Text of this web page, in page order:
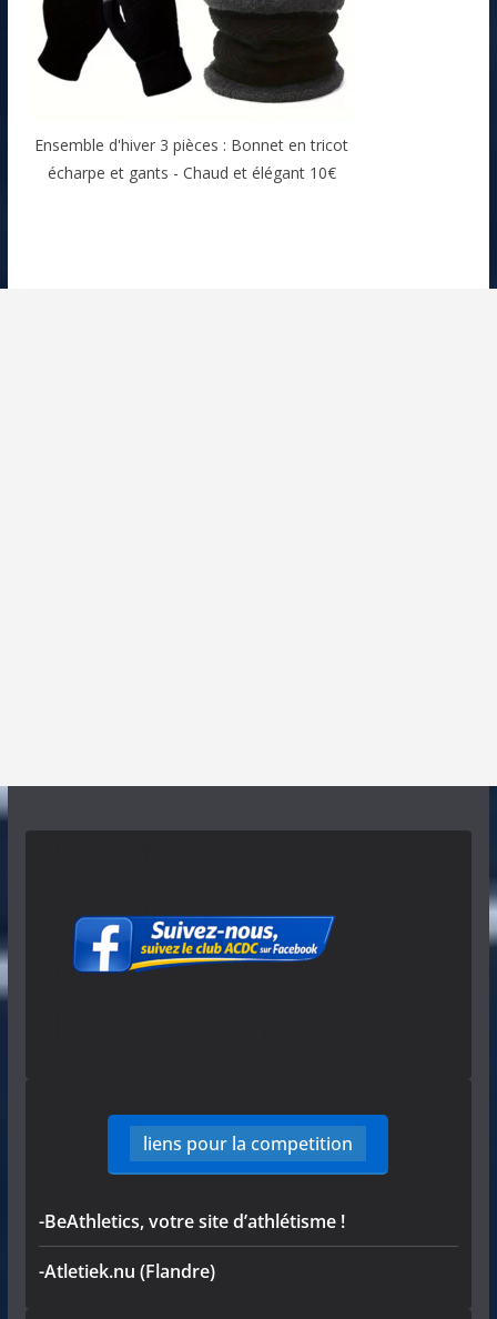
Ensemble d'hiver 3 pièces : Bonnet en tricot
écharpe et gants - Chaud et élégant 10€
liens pour la competition
-BeAthletics, votre site d’athlétisme !
-Atletiek.nu (Flandre)